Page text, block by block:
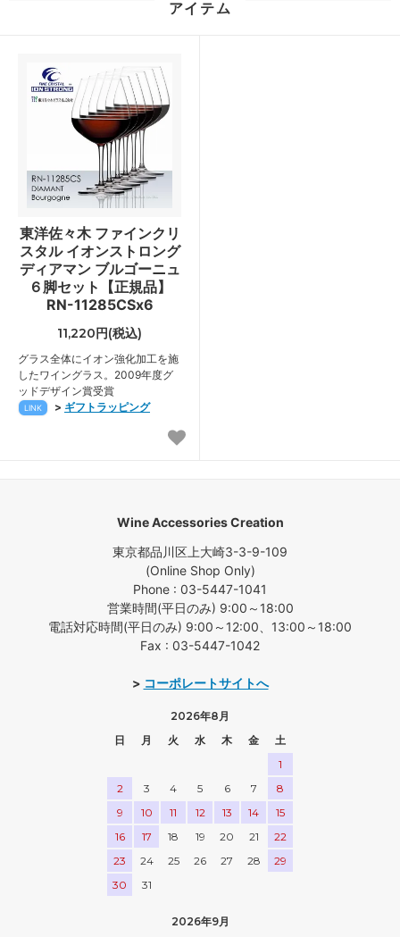
アイテム
東洋佐々木 ファインクリ
スタル イオンストロング
ディアマン ブルゴーニュ
６脚セット【正規品】
RN-11285CSx6
11,220円(税込)
グラス全体にイオン強化加工を施
したワイングラス。2009年度グ
ッドデザイン賞受賞
LINK > ギフトラッピング
Wine Accessories Creation
東京都品川区上大崎3-3-9-109
(Online Shop Only)
Phone : 03-5447-1041
営業時間(平日のみ) 9:00～18:00
電話対応時間(平日のみ) 9:00～12:00、13:00～18:00
Fax : 03-5447-1042
> コーポレートサイトへ
2026年8月
日
月 火 水 木 金
土
1
2
3 4 5 6 7
8
9
10 11 12 13 14
15
16
17 18 19 20 21
22
23
24 25 26 27 28
29
30
31
2026年9月